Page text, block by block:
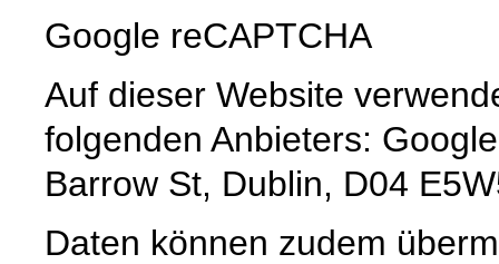
Google reCAPTCHA
Auf dieser Website
folgenden Anbieters:
Barrow St, Dublin, D04
Daten können zudem